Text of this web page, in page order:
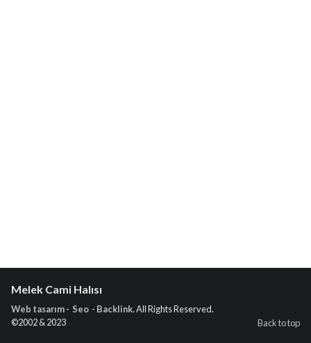
Melek Cami Halısı
Web tasarım - Seo - Backlink. All Rights Reserved.
©2002 & 2023
Back to top